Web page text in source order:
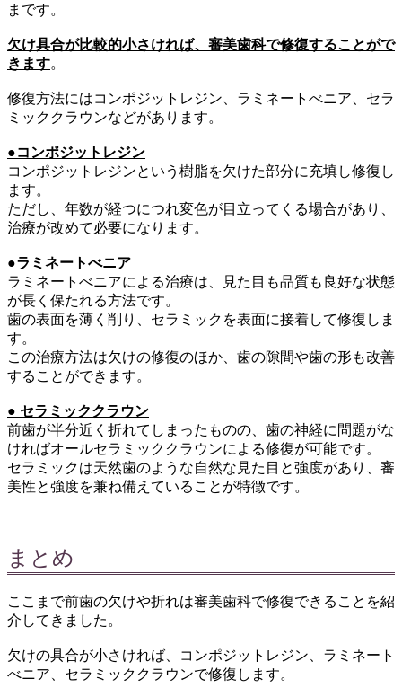
まです。
欠け具合が比較的小さければ、審美歯科で修復することがで
きます。
修復方法にはコンポジットレジン、ラミネートべニア、セラ
ミッククラウンなどがあります。
●コンポジットレジン
コンポジットレジンという樹脂を欠けた部分に充填し修復し
ます。
ただし、年数が経つにつれ変色が目立ってくる場合があり、
治療が改めて必要になります。
●ラミネートべニア
ラミネートべニアによる治療は、見た目も品質も良好な状態
が長く保たれる方法です。
歯の表面を薄く削り、セラミックを表面に接着して修復しま
す。
この治療方法は欠けの修復のほか、歯の隙間や歯の形も改善
することができます。
● セラミッククラウン
前歯が半分近く折れてしまったものの、歯の神経に問題がな
ければオールセラミッククラウンによる修復が可能です。
セラミックは天然歯のような自然な見た目と強度があり、審
美性と強度を兼ね備えていることが特徴です。
まとめ
ここまで前歯の欠けや折れは審美歯科で修復できることを紹
介してきました。
欠けの具合が小さければ、コンポジットレジン、ラミネート
べニア、セラミッククラウンで修復します。